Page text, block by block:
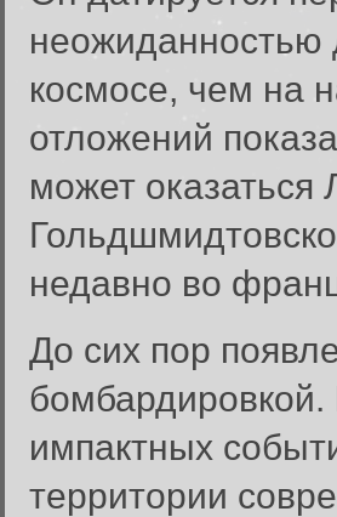
неожиданностью
космосе, чем на
отложений
может оказаться
недавно во
До сих пор
импактных
территории